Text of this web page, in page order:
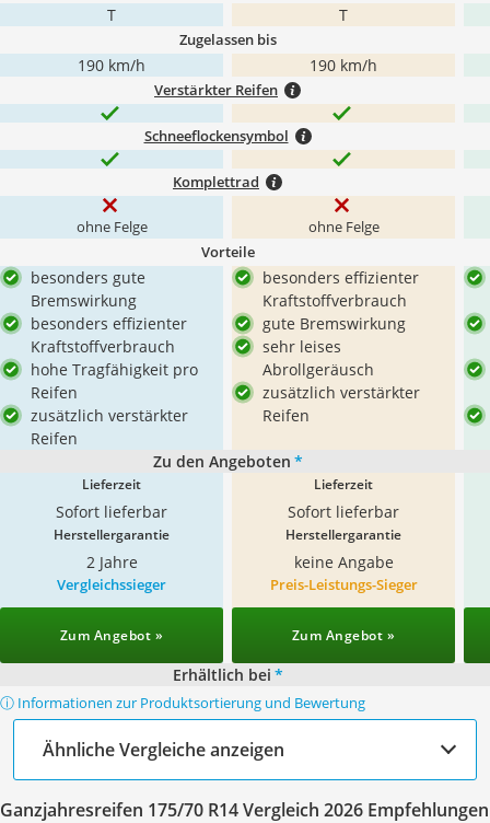
T T
Zugelassen bis
190 km/h 190 km/h
Verstärkter Reifen
Schneeflockensymbol
Komplettrad
ohne Felge ohne Felge
Vorteile
besonders gute
Bremswirkung
besonders effizienter
Kraftstoffverbrauch
hohe Tragfähigkeit pro
Reifen
zusätzlich verstärkter
Reifen
besonders effizienter
Kraftstoffverbrauch
gute Bremswirkung
sehr leises
Abrollgeräusch
zusätzlich verstärkter
Reifen
Zu den Angeboten *
Lieferzeit
Sofort lieferbar
Lieferzeit
Sofort lieferbar
Herstellergarantie
2 Jahre
Herstellergarantie
keine Angabe
Vergleichssieger
Zum Angebot »
Preis-Leistungs-Sieger
Zum Angebot »
Erhältlich bei *
ⓘ Informationen zur Produktsortierung und Bewertung
Ähnliche Vergleiche anzeigen
Ganzjahresreifen 175/70 R14 Vergleich 2026 Empfehlungen